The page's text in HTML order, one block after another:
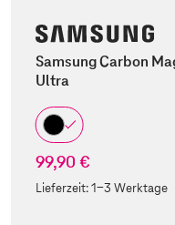
Samsung Carbon
Ultra
99,90 €
Lieferzeit:1-3 Werktage